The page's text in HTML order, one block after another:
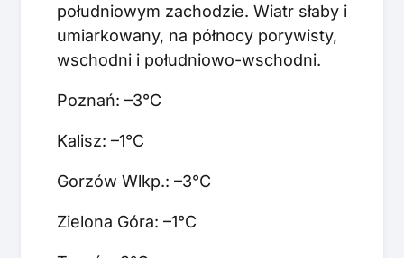
południowym zachodzie. Wiatr słaby i
umiarkowany, na północy porywisty,
wschodni i południowo-wschodni.
Poznań: –3°C
Kalisz: –1°C
Gorzów Wlkp.: –3°C
Zielona Góra: –1°C